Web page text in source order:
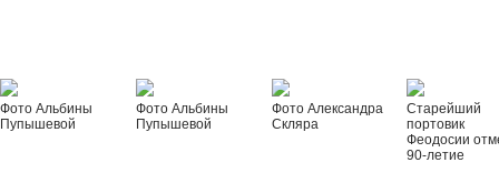
Фото Альбины
Пупышевой
Фото Альбины
Пупышевой
Фото Александра
Скляра
Старейший
портовик
Феодосии
90-летие